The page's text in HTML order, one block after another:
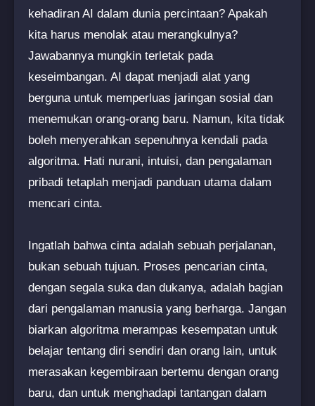
kehadiran AI dalam dunia percintaan? Apakah
kita harus menolak atau merangkulnya?
Jawabannya mungkin terletak pada
keseimbangan. AI dapat menjadi alat yang
berguna untuk memperluas jaringan sosial dan
menemukan orang-orang baru. Namun, kita tidak
boleh menyerahkan sepenuhnya kendali pada
algoritma. Hati nurani, intuisi, dan pengalaman
pribadi tetaplah menjadi panduan utama dalam
mencari cinta.
Ingatlah bahwa cinta adalah sebuah perjalanan,
bukan sebuah tujuan. Proses pencarian cinta,
dengan segala suka dan dukanya, adalah bagian
dari pengalaman manusia yang berharga. Jangan
biarkan algoritma merampas kesempatan untuk
belajar tentang diri sendiri dan orang lain, untuk
merasakan kegembiraan bertemu dengan orang
baru, dan untuk menghadapi tantangan dalam